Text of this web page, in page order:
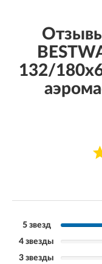
132/
5 звезд
4 звезды
3 звезды